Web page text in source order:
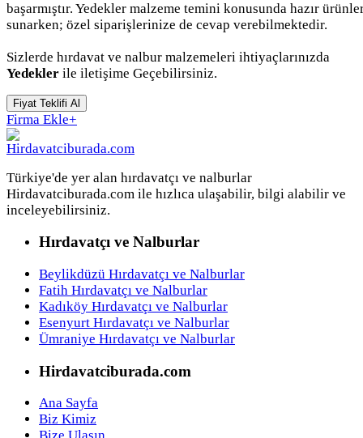
başarmıştır. Yedekler malzeme temini konusunda hazır
sunarken; özel siparişlerinize de cevap verebilmektedir.
Sizlerde hırdavat ve nalbur malzemeleri ihtiyaçlarınızda
Yedekler ile iletişime Geçebilirsiniz.
Fiyat Teklifi Al
Firma Ekle+
Türkiye'de yer alan hırdavatçı ve nalburlar
Hirdavatciburada.com ile hızlıca ulaşabilir, bilgi alabilir ve
inceleyebilirsiniz.
Hırdavatçı ve Nalburlar
Beylikdüzü Hırdavatçı ve Nalburlar
Fatih Hırdavatçı ve Nalburlar
Kadıköy Hırdavatçı ve Nalburlar
Esenyurt Hırdavatçı ve Nalburlar
Ümraniye Hırdavatçı ve Nalburlar
Hirdavatciburada.com
Ana Sayfa
Biz Kimiz